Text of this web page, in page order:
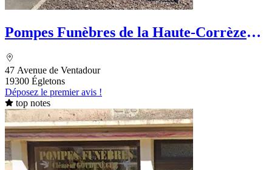
Pompes Funèbres de la Haute-Corrèze
47 Avenue de Ventadour
19300 Égletons
Déposez le premier avis !
top notes